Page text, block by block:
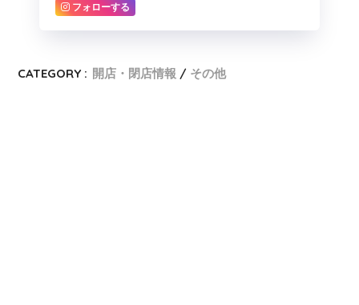
フォローする
CATEGORY : 開店・閉店情報 その他